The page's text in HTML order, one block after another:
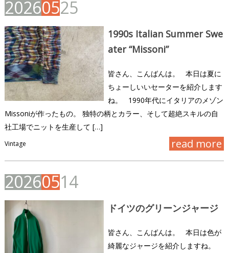
20260525
1990s Italian Summer Swe
ater “Missoni”
皆さん、こんばんは。 本日は夏に
ちょーしいいセーターを紹介します
ね。 1990年代にイタリアのメゾン
Missoniが作ったもの。 独特の柄とカラー、そして超絶スキルの自
社工場でニットを生産して […]
Vintage read more
20260514
ドイツのグリーンジャージ
皆さん、こんばんは。 本日は色が
綺麗なジャージを紹介しますね。